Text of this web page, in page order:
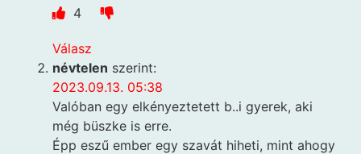
4
Válasz
névtelen szerint:
2023.09.13. 05:38
Valóban egy elkényeztetett b..i gyerek, aki
még büszke is erre.
Épp eszű ember egy szavát hiheti, mint ahogy